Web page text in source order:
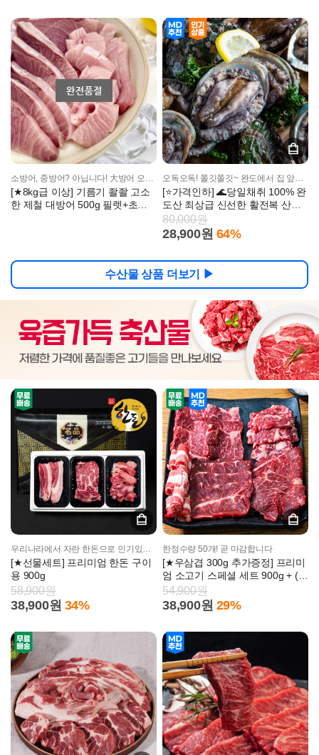
[★8kg급 이상] 기름기 좔좔 고소
한 제철 대방어 500g 필렛+초장
[⭐가격인하] 🌊당일채취 100% 완
도산 최상급 신선한 활전복 산지
직송
80,000원
28,900원 64%
수산물 상품 더보기 ▶
우리나라에서 자란 한돈으로 인기있는 부위만 선별하여 구성!
[★선물세트] 프리미엄 한돈 구이
용 900g
58,900원
38,900원 34%
한정수량 50개! 곧 마감합니다
[★우삼겹 300g 추가증정] 프리미
엄 소고기 스페셜 세트 900g + (허
브솔트 + 스테이크소스 무료 증
정)
54,900원
38,900원 29%